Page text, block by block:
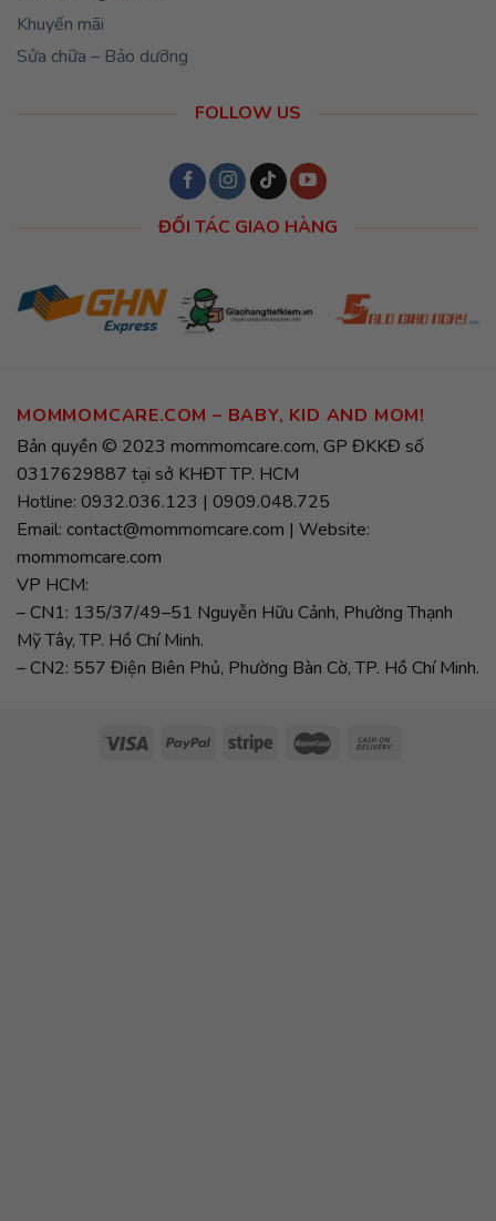
Khuyến mãi
Sửa chữa – Bảo dưỡng
FOLLOW US
ĐỐI TÁC GIAO HÀNG
MOMMOMCARE.COM – BABY, KID AND MOM!
Bản quyền © 2023 mommomcare.com, GP ĐKKĐ số
0317629887 tại sở KHĐT TP. HCM
Hotline: 0932.036.123 | 0909.048.725
Email: contact@mommomcare.com | Website:
mommomcare.com
VP HCM:
– CN1: 135/37/49–51 Nguyễn Hữu Cảnh, Phường Thạnh
Mỹ Tây, TP. Hồ Chí Minh.
– CN2: 557 Điện Biên Phủ, Phường Bàn Cờ, TP. Hồ Chí Minh.